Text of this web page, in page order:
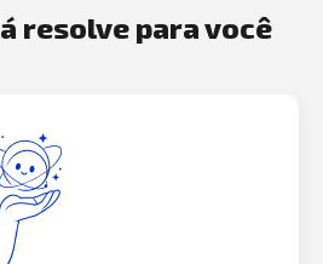
resolve para você